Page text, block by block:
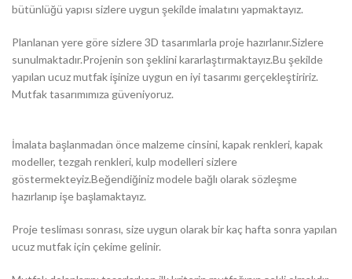
bütünlüğü yapısı sizlere uygun şekilde imalatını yapmaktayız.
Planlanan yere göre sizlere 3D tasarımlarla proje hazırlanır.Sizlere
sunulmaktadır.Projenin son şeklini kararlaştırmaktayız.Bu şekilde
yapılan ucuz mutfak işinize uygun en iyi tasarımı gerçekleştiririz.
Mutfak tasarımımıza güveniyoruz.
İmalata başlanmadan önce malzeme cinsini, kapak renkleri, kapak
modeller, tezgah renkleri, kulp modelleri sizlere
göstermekteyiz.Beğendiğiniz modele bağlı olarak sözleşme
hazırlanıp işe başlamaktayız.
Proje tesliması sonrası, size uygun olarak bir kaç hafta sonra yapılan
ucuz mutfak için çekime gelinir.